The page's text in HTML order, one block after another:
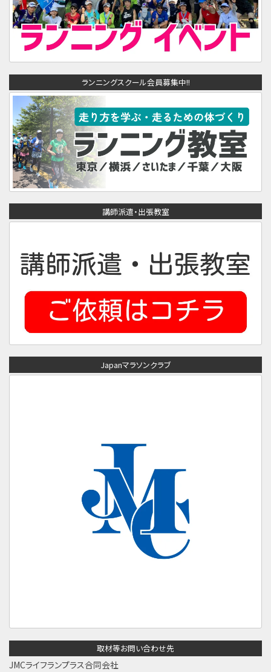
ランニングスクール会員募集中!!
講師派遣・出張教室
Japanマラソンクラブ
取材等お問い合わせ先
JMCライフランプラス合同会社